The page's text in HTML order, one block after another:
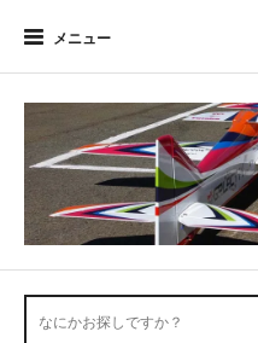
メニュー